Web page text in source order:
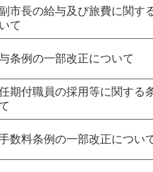
市長の給与及び旅費に関す
て
条例の一部改正について
期付職員の採用等に関する
数料条例の一部改正につい